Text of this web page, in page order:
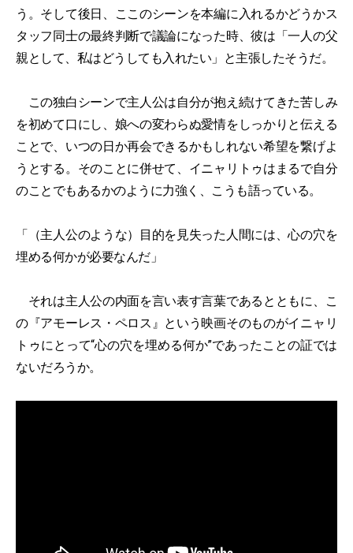
う。そして後日、ここのシーンを本編に入れるかどうかス
タッフ同士の最終判断で議論になった時、彼は「一人の父
親として、私はどうしても入れたい」と主張したそうだ。
この独白シーンで主人公は自分が抱え続けてきた苦しみ
を初めて口にし、娘への変わらぬ愛情をしっかりと伝える
ことで、いつの日か再会できるかもしれない希望を繋げよ
うとする。そのことに併せて、イニャリトゥはまるで自分
のことでもあるかのように力強く、こうも語っている。
「（主人公のような）目的を見失った人間には、心の穴を
埋める何かが必要なんだ」
それは主人公の内面を言い表す言葉であるとともに、こ
の『アモーレス・ペロス』という映画そのものがイニャリ
トゥにとって“心の穴を埋める何か”であったことの証では
ないだろうか。